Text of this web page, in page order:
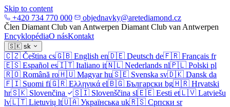
Skip to content
+420 734 770 000
objednavky@aretediamond.cz
Člen Diamant Club van Antwerpen Diamant Club van Antwerpen
EncyklopédiaO násKontakt
🇸🇰 sk
🇨🇿 Čeština cs🇬🇧 English en🇩🇪 Deutsch de🇫🇷 Français fr
🇪🇸 Español es🇮🇹 Italiano it🇳🇱 Nederlands nl🇵🇱 Polski pl
🇷🇴 Română ro🇭🇺 Magyar hu🇸🇪 Svenska sv🇩🇰 Dansk da
🇫🇮 Suomi fi🇬🇷 Ελληνικά el🇧🇬 Български bg🇭🇷 Hrvatski
hr🇸🇰 Slovenčina 🇸🇮 Slovenščina sl🇪🇪 Eesti et🇱🇻 Latviešu
lv🇱🇹 Lietuvių lt🇺🇦 Українська uk🇷🇸 Српски sr